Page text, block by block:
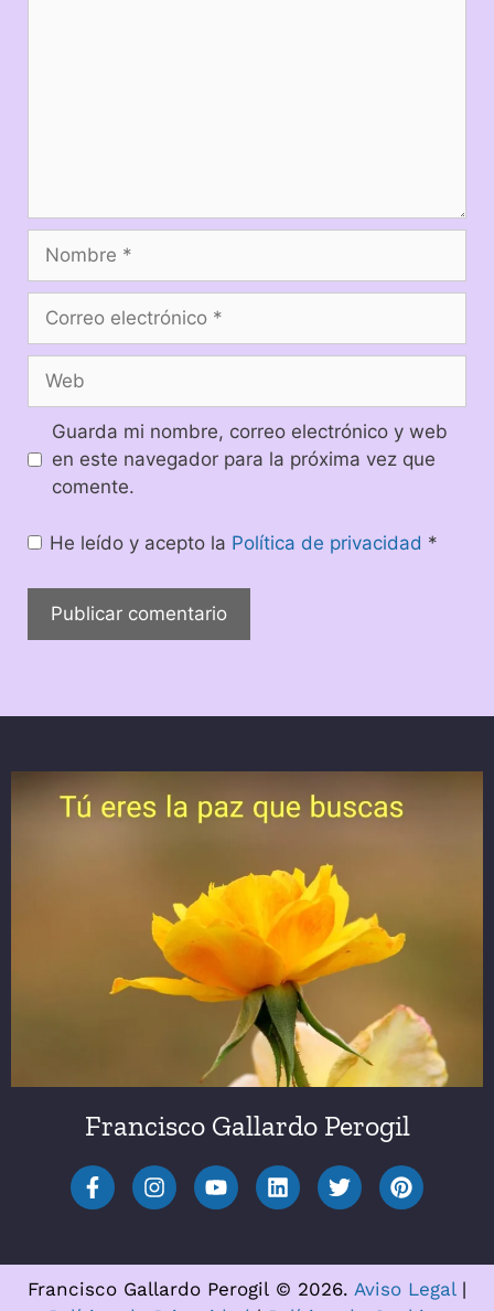
Guarda mi nombre, correo electrónico y web
en este navegador para la próxima vez que
comente.
He leído y acepto la Política de privacidad *
Francisco Gallardo Perogil
Francisco Gallardo Perogil © 2026. Aviso Legal |